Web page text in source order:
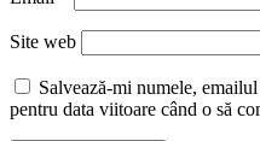
Site web
Salvează-mi numele,
pentru data viitoare când o să